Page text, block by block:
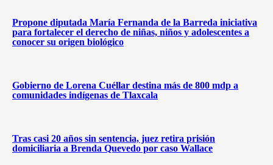
Propone diputada María Fernanda de la Barreda iniciativa
para fortalecer el derecho de niñas, niños y adolescentes a
conocer su origen biológico
Gobierno de Lorena Cuéllar destina más de 800 mdp a
comunidades indígenas de Tlaxcala
Tras casi 20 años sin sentencia, juez retira prisión
domiciliaria a Brenda Quevedo por caso Wallace